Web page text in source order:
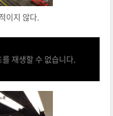
이지 않다.
재생할 수 없습니다.